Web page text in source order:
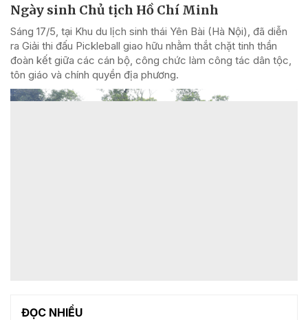
Ngày sinh Chủ tịch Hồ Chí Minh
Sáng 17/5, tại Khu du lịch sinh thái Yên Bài (Hà Nội), đã diễn
ra Giải thi đấu Pickleball giao hữu nhằm thắt chặt tinh thần
đoàn kết giữa các cán bộ, công chức làm công tác dân tộc,
tôn giáo và chính quyền địa phương.
ĐỌC NHIỀU